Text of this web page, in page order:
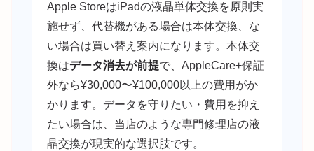
Apple StoreはiPadの液晶単体交換を原則実
施せず、代替機がある場合は本体交換、な
い場合は買い替え案内になります。本体交
換はデータ消去が前提で、AppleCare+保証
外なら¥30,000〜¥100,000以上の費用がか
かります。データを守りたい・費用を抑え
たい場合は、当店のような専門修理店の液
晶交換が現実的な選択肢です。